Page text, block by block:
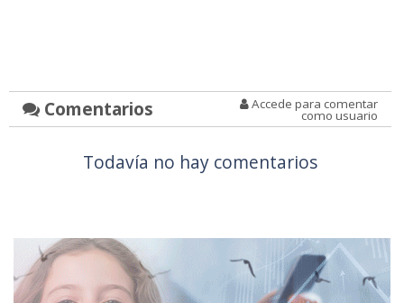
Comentarios Accede para comentar
como usuario
Todavía no hay comentarios